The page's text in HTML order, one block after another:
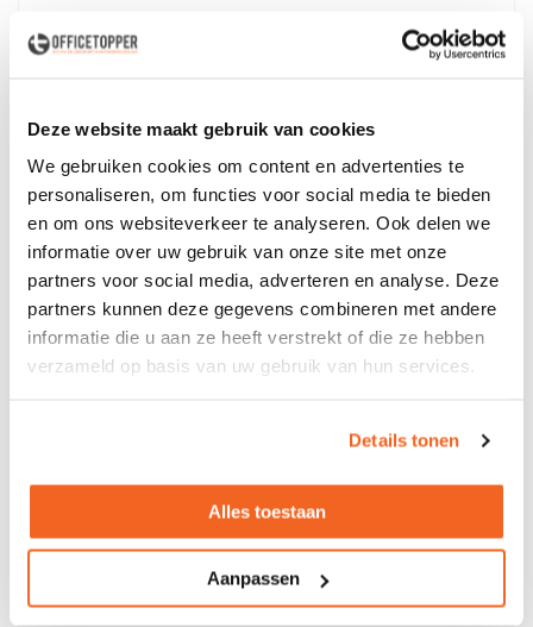
Deze website maakt gebruik van cookies
We gebruiken cookies om content en advertenties te
personaliseren, om functies voor social media te bieden
en om ons websiteverkeer te analyseren. Ook delen we
informatie over uw gebruik van onze site met onze
partners voor social media, adverteren en analyse. Deze
partners kunnen deze gegevens combineren met andere
informatie die u aan ze heeft verstrekt of die ze hebben
verzameld op basis van uw gebruik van hun services.
Details tonen
Alles toestaan
Aanpassen
Slingerverstelbaar Pro-N bureau
Slinger verstelbaar
Levertijd 4 tot 7 werkdagen
533,- 426,- excl. btw
Made in Europe
Directiebureau Arqus - Narbutas
76cm
excl. btw
2 3